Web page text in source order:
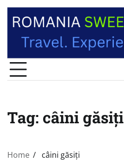
Tag: câini găsiți
Home câini găsiți